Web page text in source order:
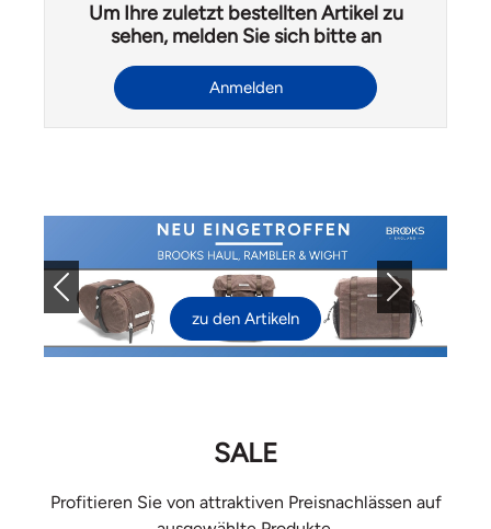
Um Ihre zuletzt bestellten Artikel zu
sehen, melden Sie sich bitte an
Anmelden
zu den Artikeln
Previous Next
SALE
Profitieren Sie von attraktiven Preisnachlässen auf